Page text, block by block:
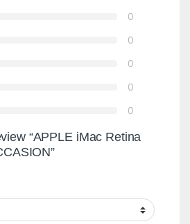
0
0
0
0
0
“APPLE iMac Retina